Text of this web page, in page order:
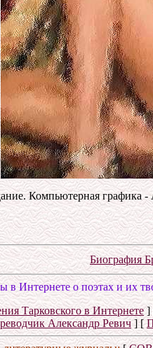
Компьютерная графика
Биография
в Интернете о поэтах и их
Тарковского в Интернете]
Александр Ревич] [